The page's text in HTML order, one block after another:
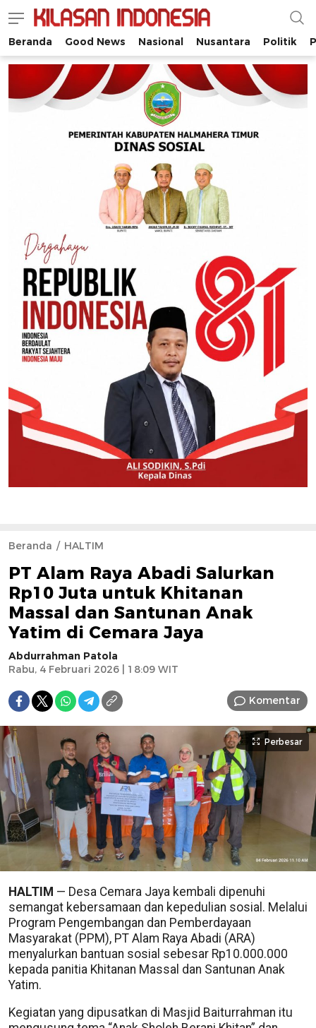
Kilasan Indonesia
Satu-satunya di Indonesia
Beranda Good News Nasional Nusantara Politik
Beranda HALTIM
PT Alam Raya Abadi Salurkan
Rp10 Juta untuk Khitanan
Massal dan Santunan Anak
Yatim di Cemara Jaya
Abdurrahman Patola
Rabu, 4 Februari 2026 | 18:09 WIT
Komentar
Perbesar
HALTIM — Desa Cemara Jaya kembali dipenuhi
semangat kebersamaan dan kepedulian sosial. Melalui
Program Pengembangan dan Pemberdayaan
Masyarakat (PPM), PT Alam Raya Abadi (ARA)
menyalurkan bantuan sosial sebesar Rp10.000.000
kepada panitia Khitanan Massal dan Santunan Anak
Yatim.
Kegiatan yang dipusatkan di Masjid Baiturrahman itu